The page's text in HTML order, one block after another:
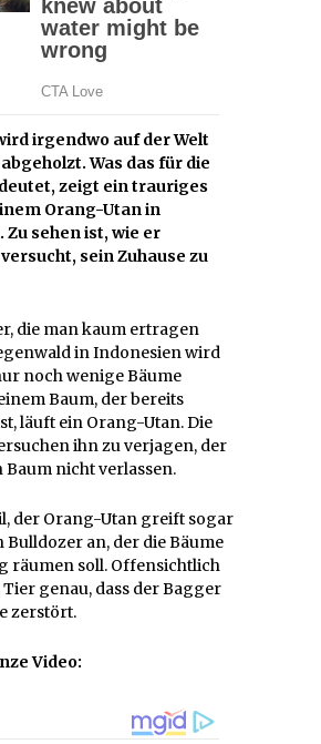
irgendwo auf der Welt
Was das für die
zeigt ein trauriges
Orang-Utan in
sehen ist, wie er
sein Zuhause zu
die man kaum ertragen
in Indonesien wird
noch wenige Bäume
Baum, der bereits
läuft ein Orang-Utan. Die
ihn zu verjagen, der
Baum nicht verlassen.
der Orang-Utan greift sogar
Bulldozer an, der die Bäume
räumen soll. Offensichtlich
genau, dass der Bagger
zerstört.
Video: